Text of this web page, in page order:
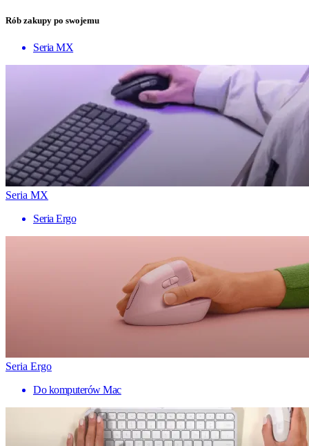
Rób zakupy po swojemu
Seria MX
Seria MX
Seria Ergo
Seria Ergo
Do komputerów Mac